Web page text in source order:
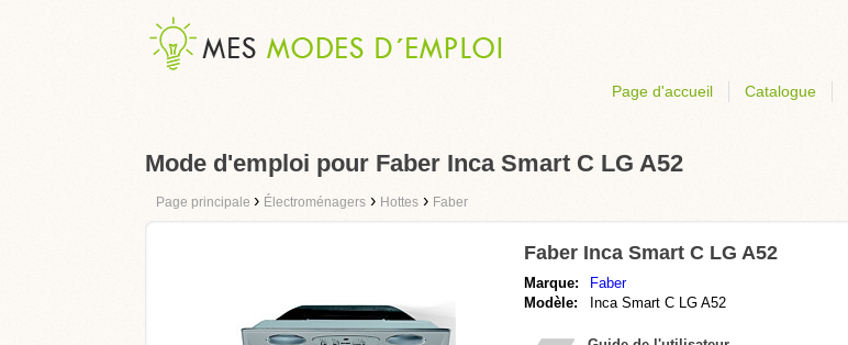
Page d'accueil Catalogue
Mode d'emploi pour Faber Inca Smart C LG A52
Page principale › Électroménagers › Hottes › Faber
Faber Inca Smart C LG A52
Marque:
Faber
Modèle:
Inca Smart C LG A52